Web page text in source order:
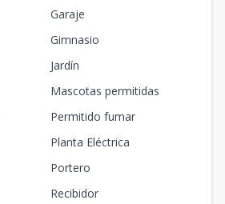
Garaje
Gimnasio
Jardín
Mascotas permitidas
Permitido fumar
Planta Eléctrica
Portero
Recibidor